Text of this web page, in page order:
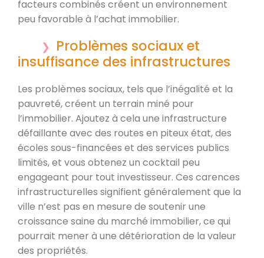
facteurs combinés créent un environnement
peu favorable à l’achat immobilier.
Problèmes sociaux et
insuffisance des infrastructures
Les problèmes sociaux, tels que l’inégalité et la
pauvreté, créent un terrain miné pour
l’immobilier. Ajoutez à cela une infrastructure
défaillante avec des routes en piteux état, des
écoles sous-financées et des services publics
limités, et vous obtenez un cocktail peu
engageant pour tout investisseur. Ces carences
infrastructurelles signifient généralement que la
ville n’est pas en mesure de soutenir une
croissance saine du marché immobilier, ce qui
pourrait mener à une détérioration de la valeur
des propriétés.